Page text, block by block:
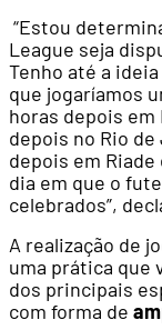
“Estou
League seja
Tenho até a
que jogaríamos
horas depois em
depois no Rio
depois em
dia em que o
celebrados”,
A realização de
uma prática que
dos principais
com forma de